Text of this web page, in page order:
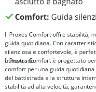
Comfort: Guida
Il Proxes Comfort offre stabilità,
guida quotidiana. Con
silenziosa e confortevole, è
autostrade.
Il Proxes Comfort è progettato
comfort per una guida
del battistrada e la struttura
stabilità ad alta velocità,